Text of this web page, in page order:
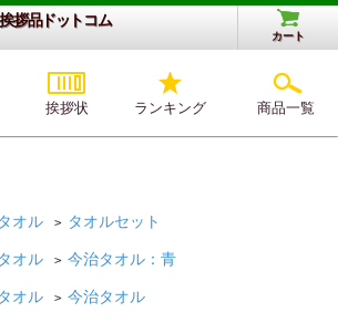
拶品ドットコム
カート
挨拶状 ランキング 商品一覧
タオル > タオルセット
タオル > 今治タオル：青
タオル > 今治タオル